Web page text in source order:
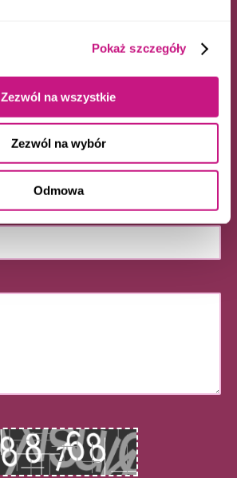
Pokaż szczegóły
Zezwól na wszystkie
Zezwól na wybór
Odmowa